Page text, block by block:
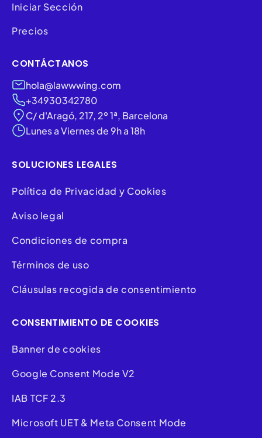
Iniciar Sección
Precios
CONTÁCTANOS
hola@lawwwing.com
+34930342780
C/ d'Aragó, 217, 2º 1ª, Barcelona
Lunes a Viernes de 9h a 18h
SOLUCIONES LEGALES
Política de Privacidad y Cookies
Aviso legal
Condiciones de compra
Términos de uso
Cláusulas recogida de consentimiento
CONSENTIMIENTO DE COOKIES
Banner de cookies
Google Consent Mode V2
IAB TCF 2.3
Microsoft UET & Meta Consent Mode